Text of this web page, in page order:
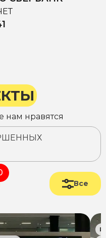
нам нравятся
Все